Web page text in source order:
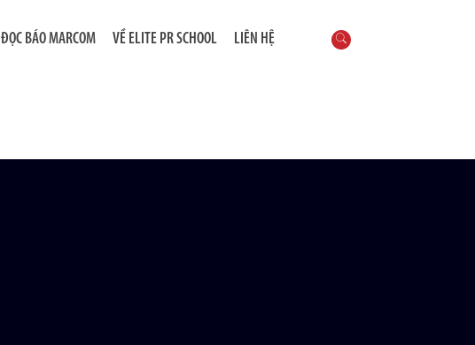
ĐỌC BÁO MARCOM VỀ ELITE PR SCHOOL LIÊN HỆ